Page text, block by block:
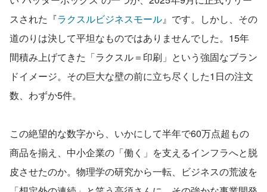
スされた『ラクスルビジネスモール』です。しかし、その
道のりは決して平坦なものではありませんでした。15年
間積み上げてきた「ラクスル＝印刷」という強固なブラン
ドイメージ。その巨大な壁の前に立ち尽くした1日の注文
数、わずか5件。
この絶望的な数字から、いかにして半年で60万点超もの
商品を揃え、中小企業の「働く」を支えるインフラへと脱
皮させたのか。物理学の研究から一転、ビジネスの荒波を